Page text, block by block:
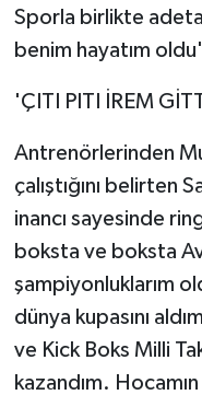
Sporla birlikte
benim hayatım
'ÇITI PITI İREM
Antrenörlerinden
çalıştığını belirten
inancı sayesinde
boksta ve boksta
şampiyonluklarım
dünya kupasını
ve Kick Boks Milli
kazandım.